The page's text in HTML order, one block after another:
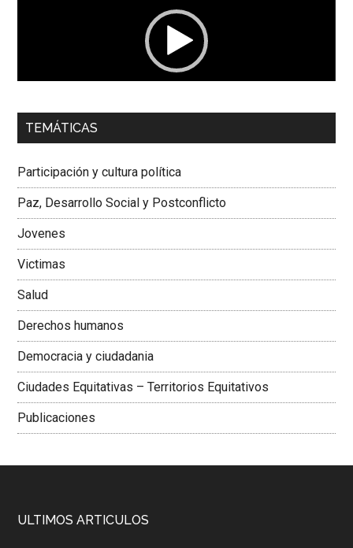
00:00 01:04
Dra. Carolina Corcho Mejía,Presidenta Corporación
Colombiana
TEMÁTICAS
Participación y cultura política
Paz, Desarrollo Social y Postconflicto
Jovenes
Victimas
Salud
Derechos humanos
Democracia y ciudadania
Ciudades Equitativas – Territorios Equitativos
Publicaciones
ULTIMOS ARTICULOS